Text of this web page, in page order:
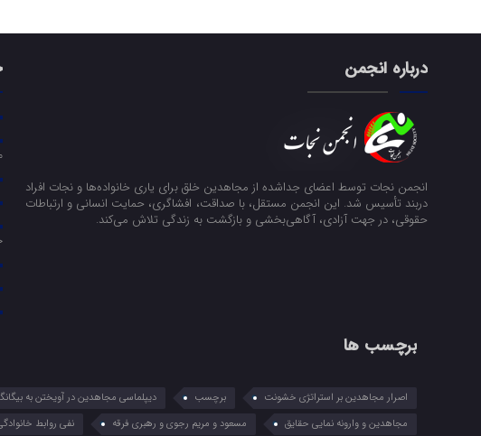
درباره انجمن
انجمن نجات توسط اعضای جداشده از مجاهدین خلق برای یاری خانواده‌ها و نجات افراد
دربند تأسیس شد. این انجمن مستقل، با صداقت، افشاگری، حمایت انسانی و ارتباطات
حقوقی، در جهت آزادی، آگاهی‌بخشی و بازگشت به زندگی تلاش می‌کند.
برچسب ها
اصرار مجاهدین بر استراتژی خشونت برچسب دیپلماسی مجاهدین در آویختن به
مجاهدین و وارونه نمایی حقایق
مسعود و مریم رجوی و رهبری فرقه نفی روابط